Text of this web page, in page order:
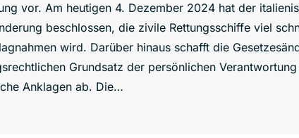
vor. Am heutigen 4. Dezember 2024 hat der
beschlossen, die zivile Rettungsschiffe viel
wird. Darüber hinaus schafft die
Grundsatz der persönlichen
Anklagen ab. Die…